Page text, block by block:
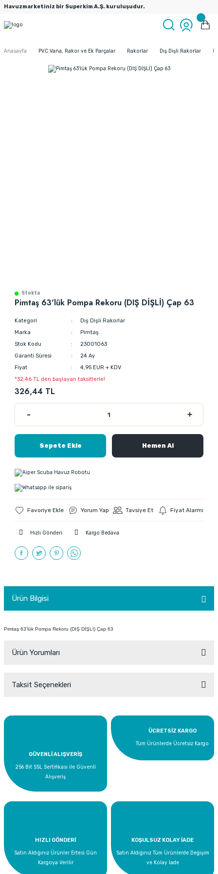
Havuzmarketiniz bir Superkim A.Ş. kuruluşudur.
Anasayfa PVC Vana, Rakor ve Ek Parçalar Rakorlar Dış Dişli Rakorlar
Stokta
Pimtaş 63'lük Pompa Rekoru (DIŞ DİŞLİ) Çap 63
Kategori
Dış Dişli Rakorlar
Marka
Pimtaş
Stok Kodu
23001063
Garanti Süresi
24 Ay
Fiyat
4,95 EUR + KDV
*32,46 TL den başlayan taksitlerle!
326,44 TL
Sepete Ekle Hemen Al
Yorum Yap Tavsiye Et Fiyat Alarmı
Hızlı Gönderi Kargo Bedava
Ürün Bilgisi
Pimtaş 63'lük Pompa Rekoru (DIŞ DİŞLİ) Çap 63
Ürün Yorumları
Yorum Yaz
Taksit Seçenekleri
GÜVENLİ ALIŞVERİŞ
256 Bit SSL Sertifikası ile Güvenli
Alışveriş
ÜCRETSİZ KARGO
Tüm Ürünlerde Ücretsiz Kargo
HIZLI GÖNDERİ
Satın Aldığınız Ürünler Ertesi Gün
Kargoya Verilir
KOŞULSUZ KOLAY İADE
Satın Aldığınız Tüm Ürünlerde Değişim
ve Kolay İade